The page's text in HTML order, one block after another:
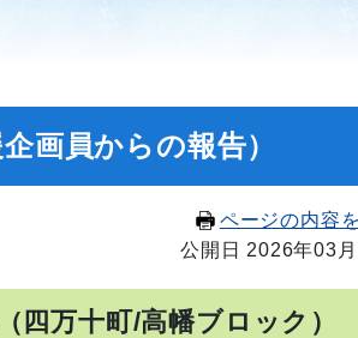
画員からの報告）
ページの内容
公開日 2026年03月
四万十町/高幡ブロック）